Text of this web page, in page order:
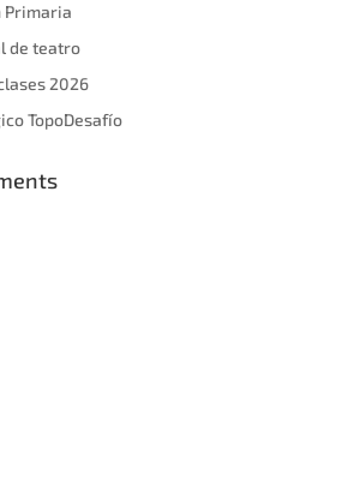
Primaria
de teatro
2026
TopoDesafío